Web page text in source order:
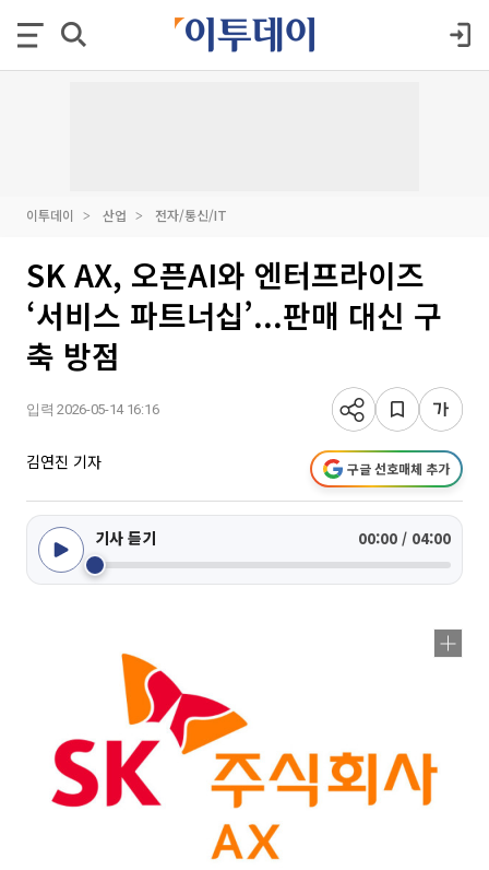
이투데이 산업 전자/통신/IT
SK AX, 오픈AI와 엔터프라이즈
‘서비스 파트너십’...판매 대신 구
축 방점
입력 2026-05-14 16:16
김연진 기자 구글 선호매체 추가
기사 듣기 00:00 / 04:00